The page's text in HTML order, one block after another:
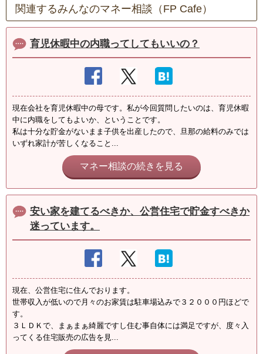
関連するみんなのマネー相談（FP Cafe）
育児休暇中の内職ってしてもいいの？
現在会社を育児休暇中の母です。私が今回質問したいのは、育児休暇
中に内職をしてもよいか、ということです。
私は十分な貯金がないまま子供を出産したので、旦那の給料のみでは
いずれ家計が苦しくなること...
マネー相談の続きを見る
安い家を建てるべきか、公営住宅で貯金すべきか
迷っています。
現在、公営住宅に住んでおります。
世帯収入が低いので月々のお家賃は駐車場込みで３２０００円ほどで
す。
３ＬＤＫで、まぁまぁ綺麗ですし住む事自体には満足ですが、度々入
ってくる住宅販売の広告を見...